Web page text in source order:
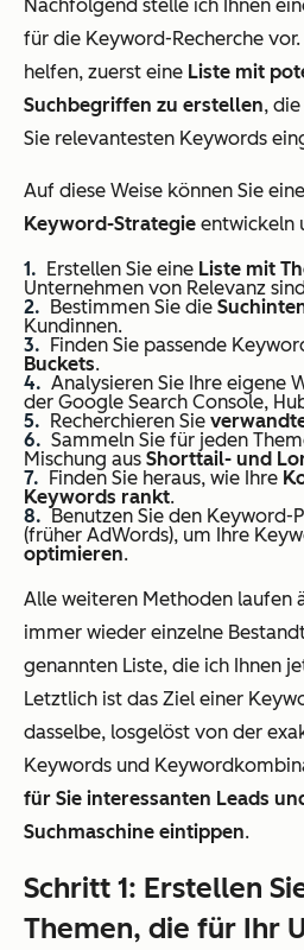
Nachfolgend stelle ich Ihnen
für die Keyword-Recherche
helfen, zuerst eine Liste mit
Suchbegriffen zu erstellen,
Sie relevantesten Keywords
Auf diese Weise können Sie eine
Keyword-Strategie entwickeln
Erstellen Sie eine Liste mit
Unternehmen von Relevanz
Bestimmen Sie die
Kundinnen.
Finden Sie passende
Buckets.
Analysieren Sie Ihre eigene
der Google Search Console,
Recherchieren Sie
Sammeln Sie für jeden
Mischung aus Shorttail- und
Finden Sie heraus, wie Ihre
Keywords rankt.
Benutzen Sie den Keyword-
(früher AdWords), um Ihre
optimieren.
Alle weiteren Methoden laufen
immer wieder einzelne
genannten Liste, die ich Ihnen
Letztlich ist das Ziel einer
dasselbe, losgelöst von der
Keywords und
für Sie interessanten Leads
Suchmaschine eintippen.
Schritt 1: Erstellen
Themen, die für Ihr